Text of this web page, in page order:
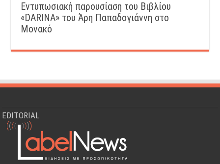
Εντυπωσιακή παρουσίαση του Βιβλίου
«DARINA» του Άρη Παπαδογιάννη στο
Μονακό
EDITORIAL